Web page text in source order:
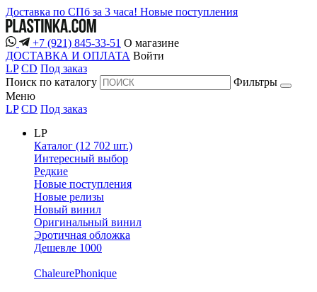
Доставка по СПб за 3 часа! Новые поступления
+7 (921) 845-33-51 О магазине
ДОСТАВКА И ОПЛАТА Войти
LP CD Под заказ
Поиск по каталогу
Фильтры
Меню
LP CD Под заказ
LP
Каталог (12 702 шт.)
Интересный выбор
Редкие
Новые поступления
Новые релизы
Новый винил
Оригинальный винил
Эротичная обложка
Дешевле 1000
ChaleurePhonique